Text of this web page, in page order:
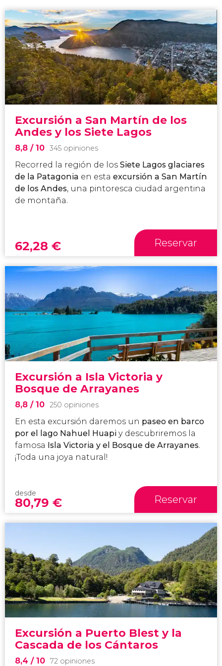
Excursión a San Martín de los
Andes y los Siete Lagos
8,8 / 10 345 opiniones
Recorred la región de los Siete Lagos glaciares
de la Patagonia en esta excursión a San Martín
de los Andes, una pintoresca ciudad argentina
de montaña.
62,28 € Reservar
Excursión a Isla Victoria y
Bosque de Arrayanes
8,8 / 10 250 opiniones
En esta excursión daremos un paseo en barco
por el lago Nahuel Huapi y descubriremos la
famosa Isla Victoria y el Bosque de Arrayanes.
¡Toda una joya natural!
desde
80,79 € Reservar
Excursión a Puerto Blest y la
Cascada de los Cántaros
8,4 / 10 72 opiniones